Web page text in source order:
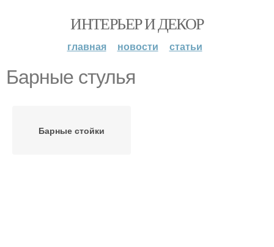
ИНТЕРЬЕР И ДЕКОР
главная новости статьи
Барные стулья
Барные стойки